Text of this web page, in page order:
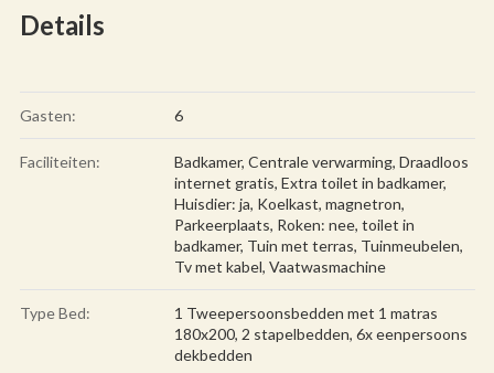
Details
Gasten: 6
Faciliteiten: Badkamer, Centrale verwarming, Draadloos
internet gratis, Extra toilet in badkamer,
Huisdier: ja, Koelkast, magnetron,
Parkeerplaats, Roken: nee, toilet in
badkamer, Tuin met terras, Tuinmeubelen,
Tv met kabel, Vaatwasmachine
Type Bed:
1 Tweepersoonsbedden met 1 matras
180x200, 2 stapelbedden, 6x eenpersoons
dekbedden